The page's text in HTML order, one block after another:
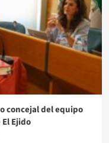
concejal del equipo
Ejido